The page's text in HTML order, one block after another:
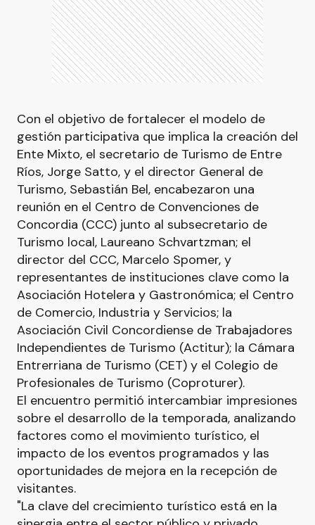
Con el objetivo de fortalecer el modelo de
gestión participativa que implica la creación del
Ente Mixto, el secretario de Turismo de Entre
Ríos, Jorge Satto, y el director General de
Turismo, Sebastián Bel, encabezaron una
reunión en el Centro de Convenciones de
Concordia (CCC) junto al subsecretario de
Turismo local, Laureano Schvartzman; el
director del CCC, Marcelo Spomer, y
representantes de instituciones clave como la
Asociación Hotelera y Gastronómica; el Centro
de Comercio, Industria y Servicios; la
Asociación Civil Concordiense de Trabajadores
Independientes de Turismo (Actitur); la Cámara
Entrerriana de Turismo (CET) y el Colegio de
Profesionales de Turismo (Coproturer).
El encuentro permitió intercambiar impresiones
sobre el desarrollo de la temporada, analizando
factores como el movimiento turístico, el
impacto de los eventos programados y las
oportunidades de mejora en la recepción de
visitantes.
"La clave del crecimiento turístico está en la